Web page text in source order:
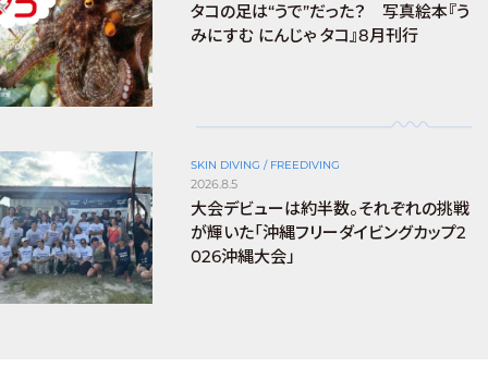
タコの足は“うで”だった？ 写真絵本『う
みにすむ にんじゃ タコ』8月刊行
SKIN DIVING / FREEDIVING
2026.8.5
大会デビューは約半数。それぞれの挑戦
が輝いた「沖縄フリーダイビングカップ2
026沖縄大会」